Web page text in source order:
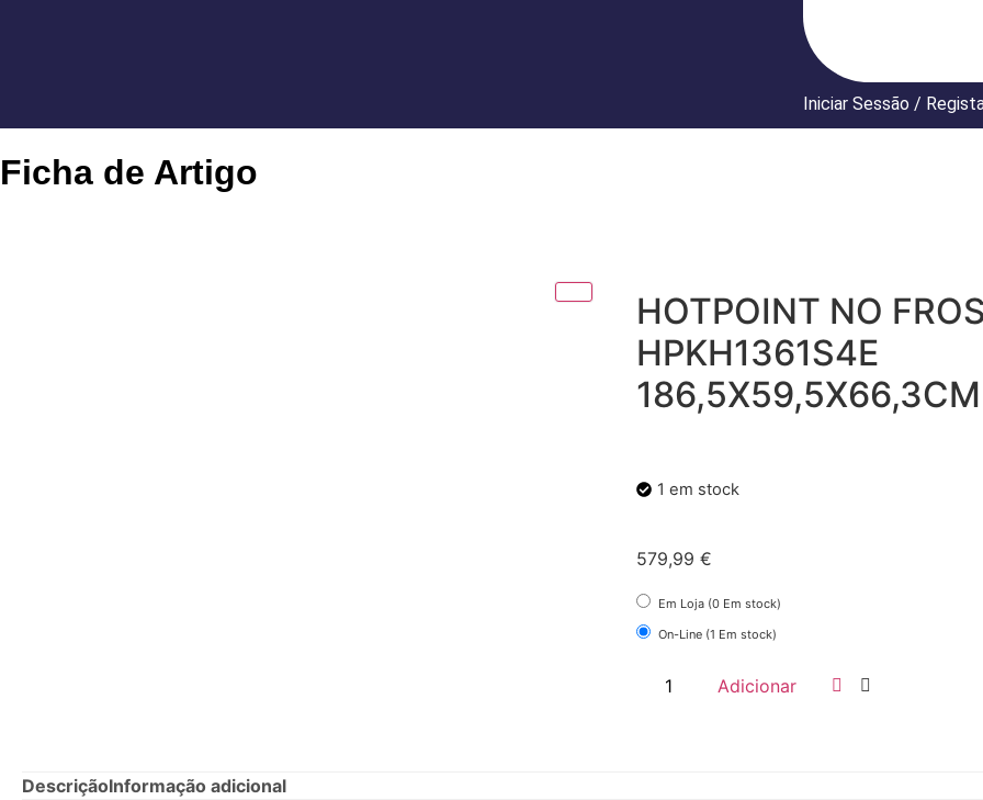
Iniciar Sessão /
Ficha de Artigo
HOTPOINT NO
HPKH1361S4E
186,5X59,5X66,3CM
1 em stock
579,99 €
Em Loja (0 Em stock)
On-Line (1 Em stock)
Adicionar
DescriçãoInformação adicional